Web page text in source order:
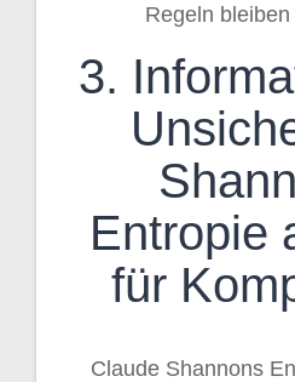
Regeln
3.
Entropie
für
Claude Shannons